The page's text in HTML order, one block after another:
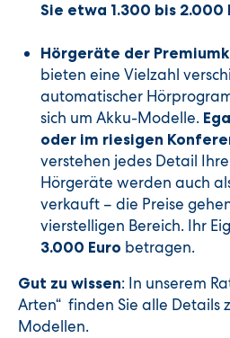
Sie etwa 1.300 bis 2.000
Hörgeräte der
bieten eine Vielzahl
automatischer
sich um Akku-Modelle.
oder im riesigen
verstehen jedes Detail
Hörgeräte werden auch
verkauft – die Preise
vierstelligen Bereich. Ihr
3.000 Euro betragen.
Gut zu wissen: In unserem
Arten“ finden Sie alle Details
Modellen.